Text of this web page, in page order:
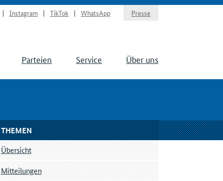
Instagram TikTok WhatsApp Presse
Parteien Service Über uns
THEMEN
Übersicht
Mitteilungen